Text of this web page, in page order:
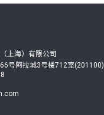
上海）有限公司
号阿拉城3号楼712室(201100)